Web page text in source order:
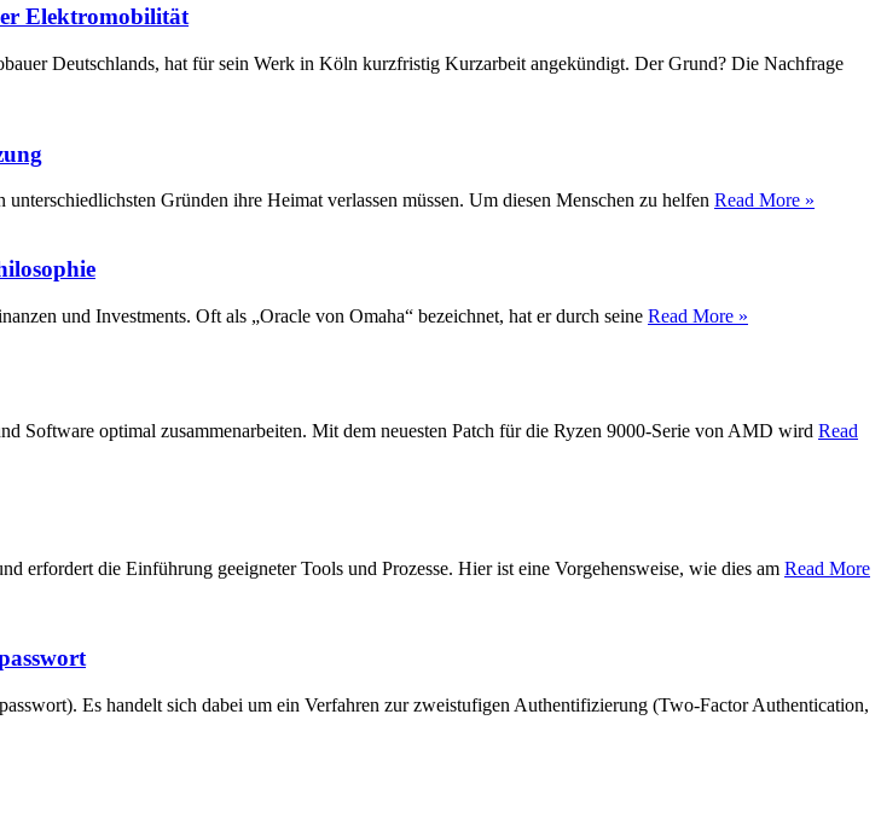
Elektromobilität
Deutschlands, hat für sein Werk in Köln kurzfristig Kurzarbeit angekündigt. Der Grund? Die Nachfrage
Gründen ihre Heimat verlassen müssen. Um diesen Menschen zu helfen Read More »
und Investments. Oft als „Oracle von Omaha“ bezeichnet, hat er durch seine Read More »
Software optimal zusammenarbeiten. Mit dem neuesten Patch für die Ryzen 9000-Serie von AMD wird Read
erfordert die Einführung geeigneter Tools und Prozesse. Hier ist eine Vorgehensweise, wie dies am Read More
Es handelt sich dabei um ein Verfahren zur zweistufigen Authentifizierung (Two-Factor Authentication,